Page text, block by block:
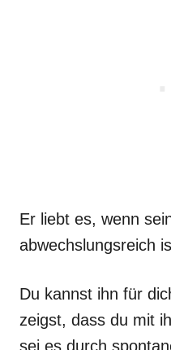
Er liebt es, wenn
abwechslungsreich
Du kannst ihn für
zeigst, dass du mit
sei es durch